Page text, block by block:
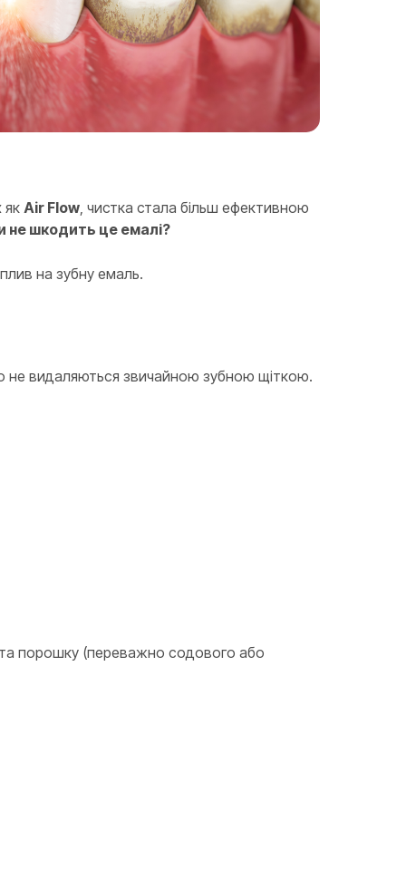
як Air Flow , чистка стала більш ефективною
не шкодить це емалі?
на зубну емаль.
не видаляються звичайною зубною щіткою.
та порошку (переважно содового або